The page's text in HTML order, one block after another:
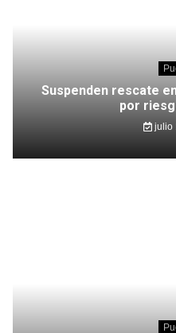
Suspenden rescate
por
julio